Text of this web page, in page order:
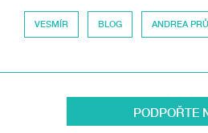
VESMÍR BLOG ANDREA
PODPOŘTE